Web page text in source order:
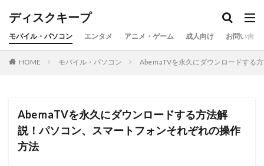
ディスクキープ
モバイル・パソコン エンタメ アニメ・ゲーム 成人向け お問い合わ
HOME モバイル・パソコン AbeｍaTVを永久にダウンロードする
AbeｍaTVを永久にダウンロードする方法解
説！パソコン、スマートフォンそれぞれの操作
方法